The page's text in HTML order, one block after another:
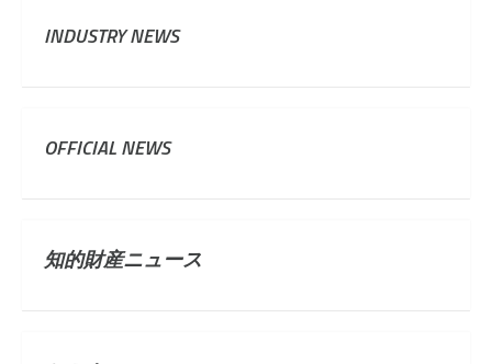
INDUSTRY NEWS
OFFICIAL NEWS
知的財産ニュース